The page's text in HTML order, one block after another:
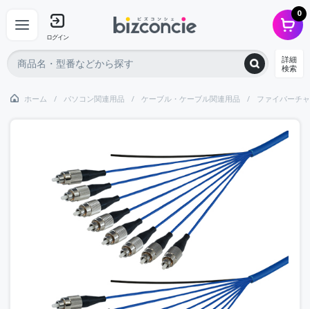
ログイン
0
詳細
検索
ホーム パソコン関連用品 ケーブル・ケーブル関連用品 ファイバーチ